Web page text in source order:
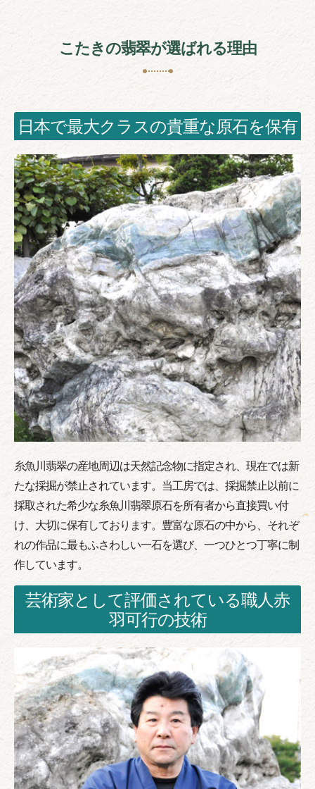
こたきの翡翠が選ばれる理由
日本で最大クラスの貴重な原石を保有
糸魚川翡翠の産地周辺は天然記念物に指定され、現在では新
たな採掘が禁止されています。当工房では、採掘禁止以前に
採取された希少な糸魚川翡翠原石を所有者から直接買い付
け、大切に保有しております。豊富な原石の中から、それぞ
れの作品に最もふさわしい一石を選び、一つひとつ丁寧に制
作しています。
芸術家として評価されている職人赤
羽可行の技術